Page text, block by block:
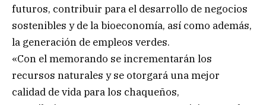
futuros, contribuir para el desarrollo de negocios
sostenibles y de la bioeconomía, así como además,
la generación de empleos verdes.
«Con el memorando se incrementarán los
recursos naturales y se otorgará una mejor
calidad de vida para los chaqueños,